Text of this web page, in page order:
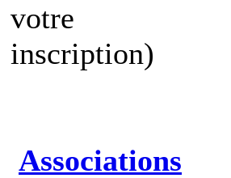
votre
inscription)
Associations